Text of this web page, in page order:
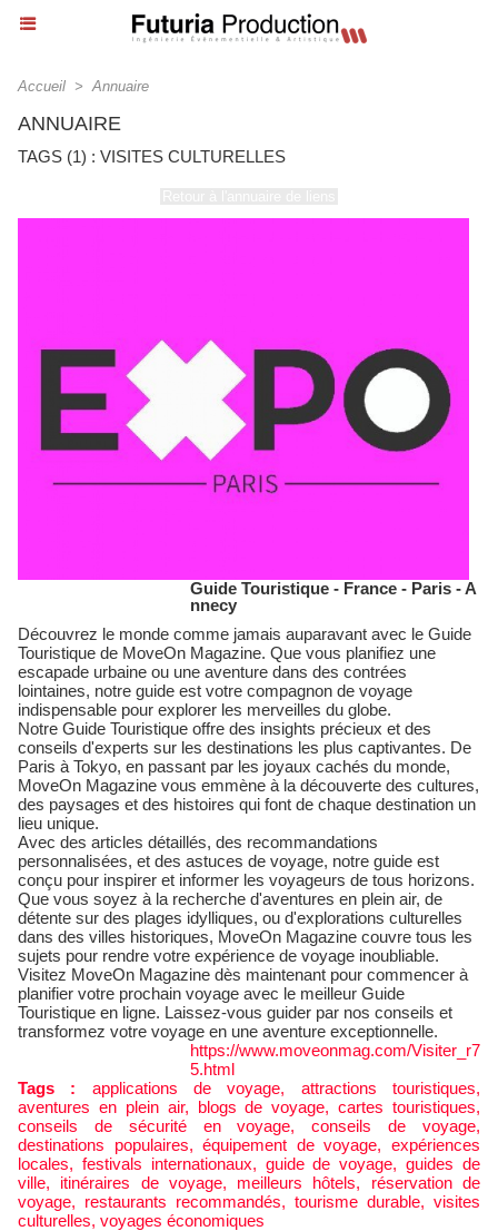
Accueil > Annuaire
ANNUAIRE
TAGS (1) : VISITES CULTURELLES
Guide Touristique - France - Paris - A
nnecy
Découvrez le monde comme jamais auparavant avec le Guide
Touristique de MoveOn Magazine. Que vous planifiez une
escapade urbaine ou une aventure dans des contrées
lointaines, notre guide est votre compagnon de voyage
indispensable pour explorer les merveilles du globe.
Notre Guide Touristique offre des insights précieux et des
conseils d'experts sur les destinations les plus captivantes. De
Paris à Tokyo, en passant par les joyaux cachés du monde,
MoveOn Magazine vous emmène à la découverte des cultures,
des paysages et des histoires qui font de chaque destination un
lieu unique.
Avec des articles détaillés, des recommandations
personnalisées, et des astuces de voyage, notre guide est
conçu pour inspirer et informer les voyageurs de tous horizons.
Que vous soyez à la recherche d'aventures en plein air, de
détente sur des plages idylliques, ou d'explorations culturelles
dans des villes historiques, MoveOn Magazine couvre tous les
sujets pour rendre votre expérience de voyage inoubliable.
Visitez MoveOn Magazine dès maintenant pour commencer à
planifier votre prochain voyage avec le meilleur Guide
Touristique en ligne. Laissez-vous guider par nos conseils et
transformez votre voyage en une aventure exceptionnelle.
https://www.moveonmag.com/Visiter_r7
5.html
Tags : applications de voyage, attractions touristiques,
aventures en plein air, blogs de voyage, cartes touristiques,
conseils de sécurité en voyage, conseils de voyage,
destinations populaires, équipement de voyage, expériences
locales, festivals internationaux, guide de voyage, guides de
ville, itinéraires de voyage, meilleurs hôtels,
réservation de
voyage, restaurants recommandés, tourisme durable, visites
culturelles, voyages économiques